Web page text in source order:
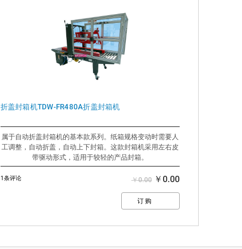
折盖封箱机TDW-FR480A折盖封箱机
属于自动折盖封箱机的基本款系列。纸箱规格变动时需要人
工调整，自动折盖，自动上下封箱。这款封箱机采用左右皮
带驱动形式，适用于较轻的产品封箱。
好处：
>比手动封箱效果更好，速度更快￥0.00￥0.00
1条评论